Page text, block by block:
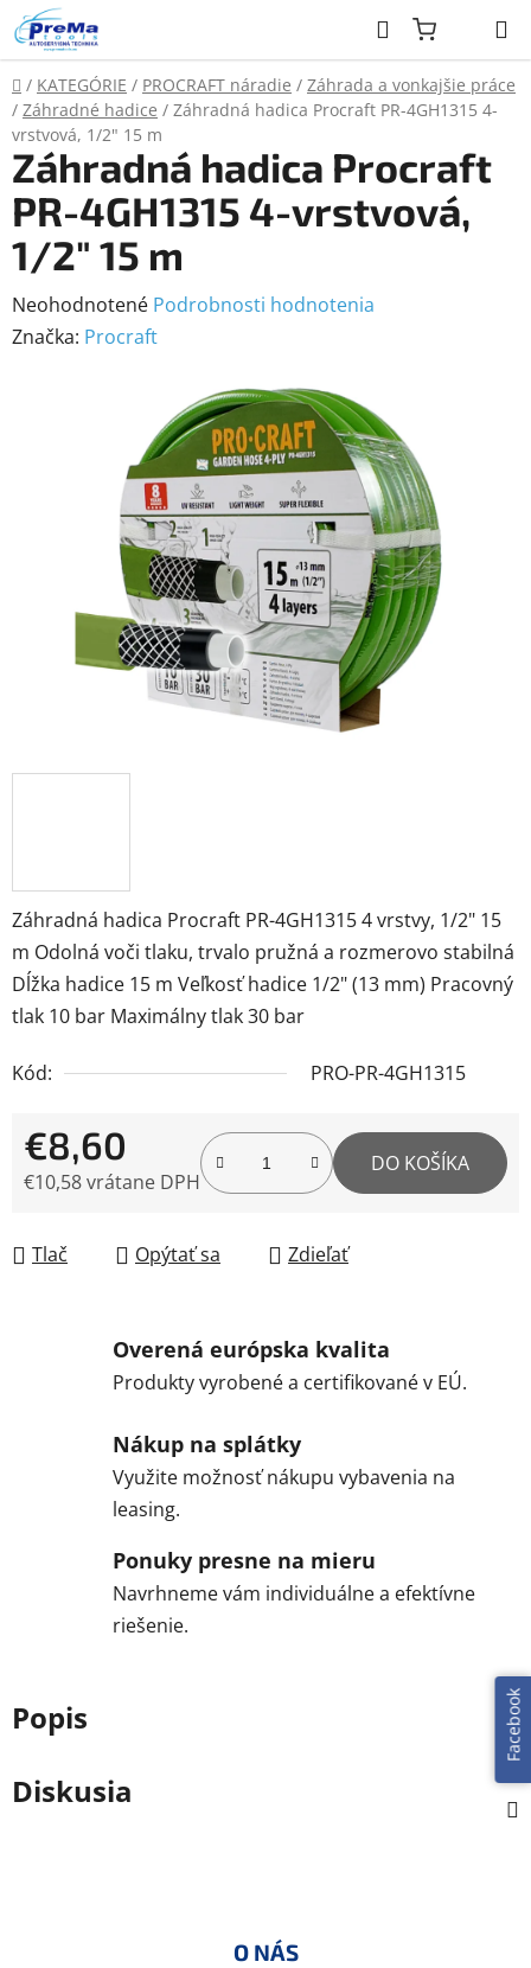
Prejsť
na
obsah
Hľadať
Domov
/ KATEGÓRIE / PROCRAFT náradie / Záhrada a vonkajšie práce
/ Záhradné hadice / Záhradná hadica Procraft PR-4GH1315 4-
vrstvová, 1/2" 15 m
Záhradná hadica Procraft PR-4GH1315 4 vrstvy, 1/2" 15
m Odolná voči tlaku, trvalo pružná a rozmerovo stabilná
Dĺžka hadice 15 m Veľkosť hadice 1/2" (13 mm) Pracovný
tlak 10 bar Maximálny tlak 30 bar
Kód: PRO-PR-4GH1315
€8,60
€10,58 vrátane DPH
DO KOŠÍKA
Tlač Opýtať sa Zdieľať
Záhradná hadica Procraft
PR-4GH1315 4-vrstvová,
1/2" 15 m
Priemerné
hodnotenie
Neohodnotené Podrobnosti hodnotenia
Značka: Procraft
Overená európska kvalita
Produkty vyrobené a certifikované v EÚ.
Nákup na splátky
Využite možnosť nákupu vybavenia na
leasing.
Ponuky presne na mieru
Navrhneme vám individuálne a efektívne
riešenie.
Popis
Diskusia
O NÁS
Facebook